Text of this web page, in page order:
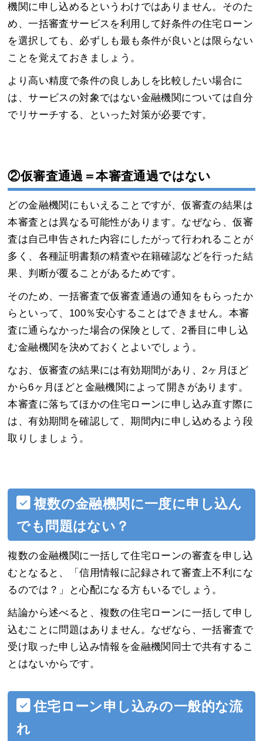
機関に申し込めるというわけではありません。そのた
め、一括審査サービスを利用して好条件の住宅ローン
を選択しても、必ずしも最も条件が良いとは限らない
ことを覚えておきましょう。
より高い精度で条件の良しあしを比較したい場合に
は、サービスの対象ではない金融機関については自分
でリサーチする、といった対策が必要です。
②仮審査通過＝本審査通過ではない
どの金融機関にもいえることですが、仮審査の結果は
本審査とは異なる可能性があります。なぜなら、仮審
査は自己申告された内容にしたがって行われることが
多く、各種証明書類の精査や在籍確認などを行った結
果、判断が覆ることがあるためです。
そのため、一括審査で仮審査通過の通知をもらったか
らといって、100％安心することはできません。本審
査に通らなかった場合の保険として、2番目に申し込
む金融機関を決めておくとよいでしょう。
なお、仮審査の結果には有効期間があり、2ヶ月ほど
から6ヶ月ほどと金融機関によって開きがあります。
本審査に落ちてほかの住宅ローンに申し込み直す際に
は、有効期間を確認して、期間内に申し込めるよう段
取りしましょう。
複数の金融機関に一度に申し込ん
でも問題はない？
複数の金融機関に一括して住宅ローンの審査を申し込
むとなると、「信用情報に記録されて審査上不利にな
るのでは？」と心配になる方もいるでしょう。
結論から述べると、複数の住宅ローンに一括して申し
込むことに問題はありません。なぜなら、一括審査で
受け取った申し込み情報を金融機関同士で共有するこ
とはないからです。
住宅ローン申し込みの一般的な流
れ